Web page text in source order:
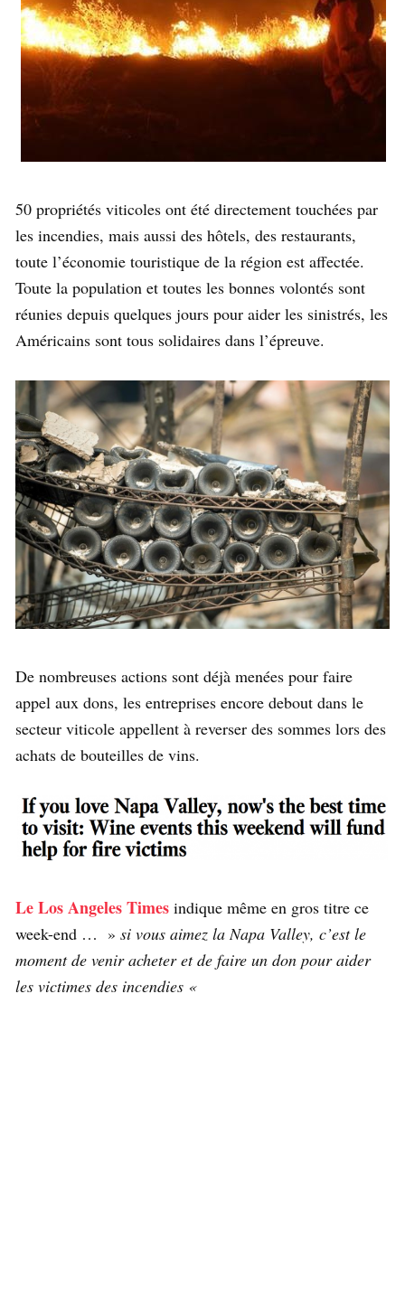
50 propriétés viticoles ont été directement touchées par
les incendies, mais aussi des hôtels, des restaurants,
toute l’économie touristique de la région est affectée.
Toute la population et toutes les bonnes volontés sont
réunies depuis quelques jours pour aider les sinistrés, les
Américains sont tous solidaires dans l’épreuve.
De nombreuses actions sont déjà menées pour faire
appel aux dons, les entreprises encore debout dans le
secteur viticole appellent à reverser des sommes lors des
achats de bouteilles de vins.
Le Los Angeles Times indique même en gros titre ce
week-end … » si vous aimez la Napa Valley, c’est le
moment de venir acheter et de faire un don pour aider
les victimes des incendies «